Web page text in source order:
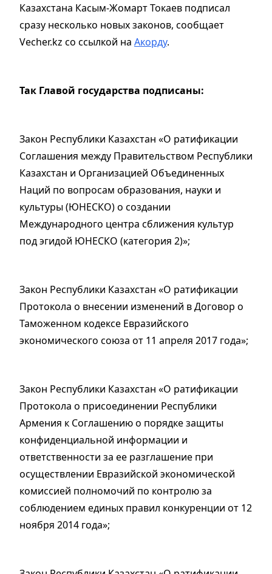
Казахстана Касым-Жомарт Токаев подписал
сразу несколько новых законов, сообщает
Vecher.kz со ссылкой на Акорду.
Так Главой государства подписаны:
Закон Республики Казахстан «О ратификации
Соглашения между Правительством Республики
Казахстан и Организацией Объединенных
Наций по вопросам образования, науки и
культуры (ЮНЕСКО) о создании
Международного центра сближения культур
под эгидой ЮНЕСКО (категория 2)»;
Закон Республики Казахстан «О ратификации
Протокола о внесении изменений в Договор о
Таможенном кодексе Евразийского
экономического союза от 11 апреля 2017 года»;
Закон Республики Казахстан «О ратификации
Протокола о присоединении Республики
Армения к Соглашению о порядке защиты
конфиденциальной информации и
ответственности за ее разглашение при
осуществлении Евразийской экономической
комиссией полномочий по контролю за
соблюдением единых правил конкуренции от 12
ноября 2014 года»;